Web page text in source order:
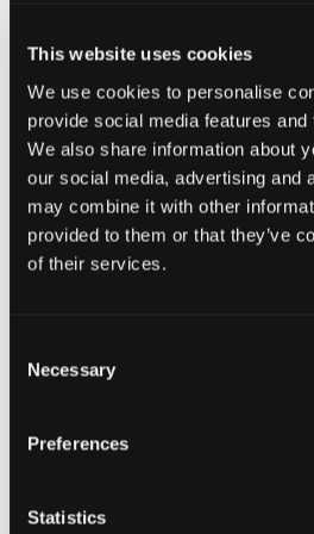
This website uses cookies
We use cookies to personalise
provide social media features
We also share information about
our social media, advertising and
may combine it with other
provided to them or that they’ve
of their services.
Selection
Necessary
Preferences
Statistics
sus dispositivos. Incluso puede
través de un navegador web, por lo
versátil.
Informes de salud de
NordPass te ayuda a evaluar la
con su función de salud de
Almacenamiento seguro de
Más allá de las contraseñas,
altamente seguro. Esta función es